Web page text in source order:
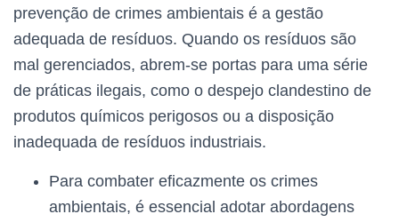
prevenção de crimes ambientais é a gestão
adequada de resíduos. Quando os resíduos são
mal gerenciados, abrem-se portas para uma série
de práticas ilegais, como o despejo clandestino de
produtos químicos perigosos ou a disposição
inadequada de resíduos industriais.
Para combater eficazmente os crimes
ambientais, é essencial adotar abordagens